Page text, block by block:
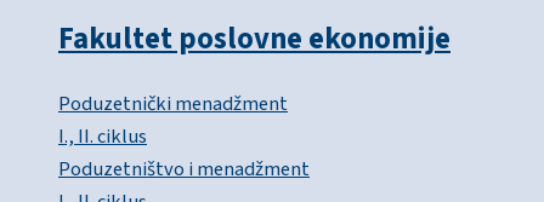
Fakultet poslovne ekonomije
Poduzetnički menadžment
I., II. ciklus
Poduzetništvo i menadžment